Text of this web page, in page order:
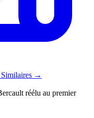
Similaires →